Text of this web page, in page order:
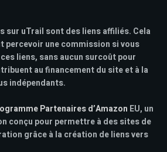
sur uTrail sont des liens affiliés. Cela
percevoir une commission si vous
liens, sans aucun surcoût pour
au financement du site et à la
indépendants.
Partenaires d’Amazon EU, un
conçu pour permettre à des sites de
grâce à la création de liens vers